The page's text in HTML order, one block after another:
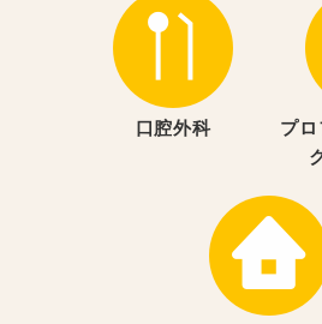
口腔外科
プ